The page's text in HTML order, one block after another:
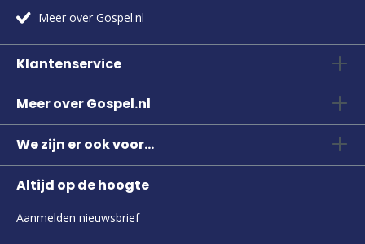
Meer over Gospel.nl
Klantenservice
Meer over Gospel.nl
We zijn er ook voor...
Altijd op de hoogte
Aanmelden nieuwsbrief